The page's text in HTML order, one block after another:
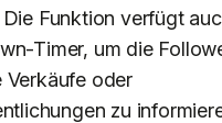
Funktion verfügt
Timer, um die
Verkäufe oder
zu